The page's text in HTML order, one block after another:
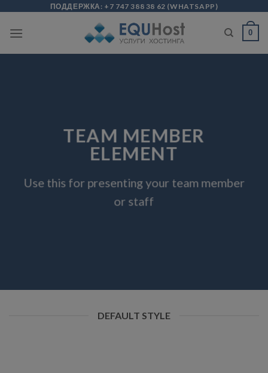
content
ПОДДЕРЖКА: +7 747 388 38 62 (WHATSAPP )
0
TEAM MEMBER
ELEMENT
Use this for presenting your team member
or staff
DEFAULT STYLE
modal-check